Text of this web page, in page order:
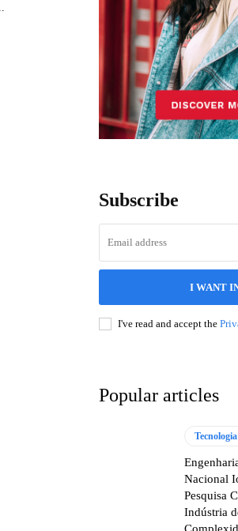
Subscribe
I WANT
I've read and accept the
Popular articles
Tecnologia
Nacional
Pesquisa
Indústria